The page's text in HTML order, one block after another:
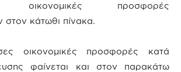
οικονομικές προσφορές
κάτωθι πίνακα.
οικονομικές προσφορές κατά
φαίνεται και στον παρακάτω